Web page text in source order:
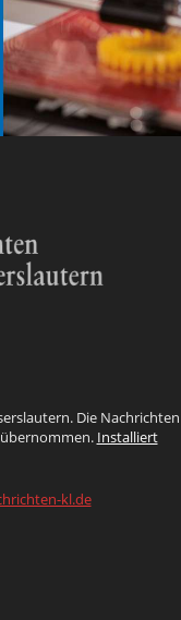
Die Nachrichten
Installiert
kl.de